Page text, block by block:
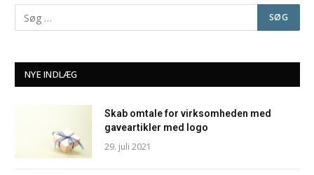
NYE INDLÆG
Skab omtale for virksomheden med
gaveartikler med logo
29. juli 2021